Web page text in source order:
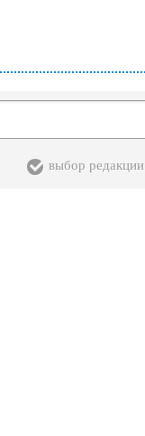
выбор редакции